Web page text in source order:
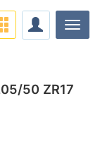
50 ZR17